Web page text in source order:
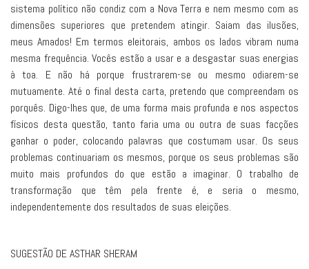
sistema político não condiz com a Nova Terra e nem mesmo com as
dimensões superiores que pretendem atingir. Saiam das ilusões,
meus Amados! Em termos eleitorais, ambos os lados vibram numa
mesma frequência. Vocês estão a usar e a desgastar suas energias
à toa. E não há porque frustrarem-se ou mesmo odiarem-se
mutuamente. Até o final desta carta, pretendo que compreendam os
porquês. Digo-lhes que, de uma forma mais profunda e nos aspectos
físicos desta questão, tanto faria uma ou outra de suas facções
ganhar o poder, colocando palavras que costumam usar. Os seus
problemas continuariam os mesmos, porque os seus problemas são
muito mais profundos do que estão a imaginar. O trabalho de
transformação que têm pela frente é, e seria o mesmo,
independentemente dos resultados de suas eleições.
SUGESTÃO DE ASTHAR SHERAM